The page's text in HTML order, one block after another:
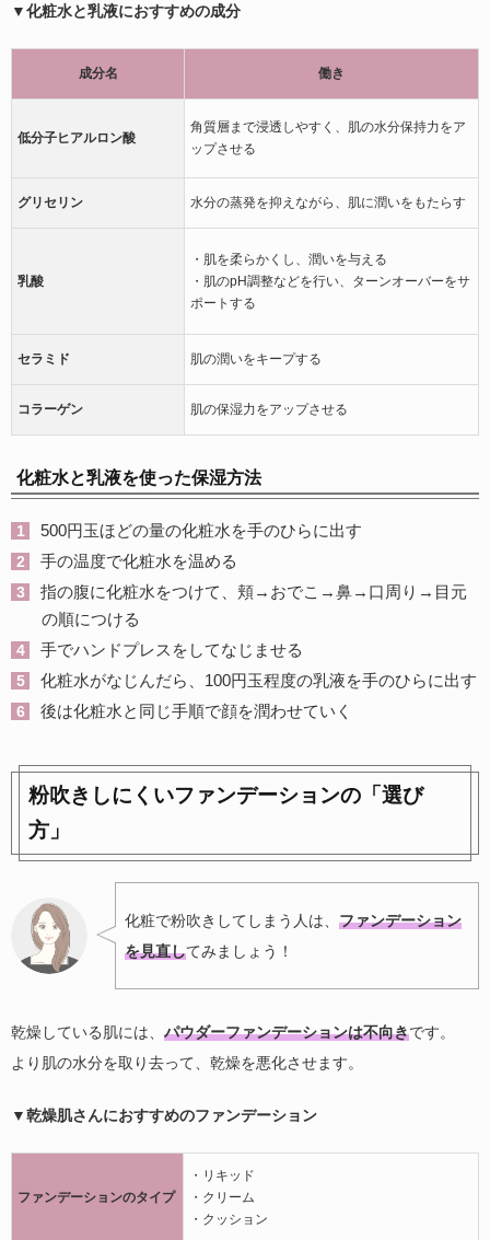
▼化粧水と乳液におすすめの成分
成分名 働き
低分子ヒアルロン酸
角質層まで浸透しやすく、肌の水分保持力をア
ップさせる
グリセリン 水分の蒸発を抑えながら、肌に潤いをもたらす
乳酸
・肌を柔らかくし、潤いを与える
・肌のpH調整などを行い、ターンオーバーをサ
ポートする
セラミド 肌の潤いをキープする
コラーゲン 肌の保湿力をアップさせる
化粧水と乳液を使った保湿方法
500円玉ほどの量の化粧水を手のひらに出す
手の温度で化粧水を温める
指の腹に化粧水をつけて、頬→おでこ→鼻→口周り→目元
の順につける
手でハンドプレスをしてなじませる
化粧水がなじんだら、100円玉程度の乳液を手のひらに出す
後は化粧水と同じ手順で顔を潤わせていく
粉吹きしにくいファンデーションの「選び
方」
化粧で粉吹きしてしまう人は、 ファンデーション
を見直してみましょう！
乾燥している肌には、 パウダーファンデーションは不向きです。
より肌の水分を取り去って、乾燥を悪化させます。
▼乾燥肌さんにおすすめのファンデーション
ファンデーションのタイプ
・リキッド
・クリーム
・クッション